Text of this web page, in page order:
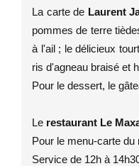
La carte de Laurent
pommes de terre
à l'ail ; le délicieux
ris d'agneau braisé et
Pour le dessert, le
Le restaurant Le
Pour le menu-carte du
Service de 12h à